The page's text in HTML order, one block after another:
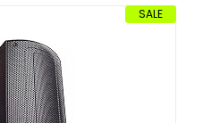
SALE